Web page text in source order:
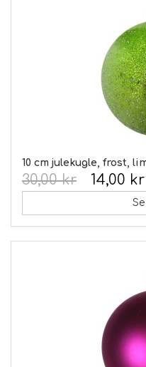
10 cm julekugle, frost,
14,00 kr
30,00 kr